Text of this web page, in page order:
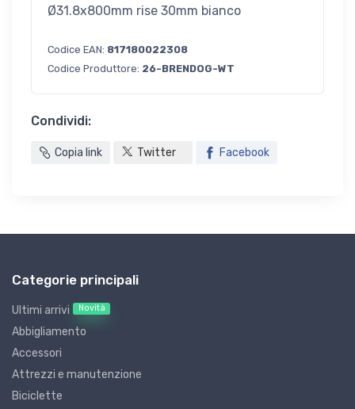
Ø31.8x800mm rise 30mm bianco
Codice EAN: 817180022308
Codice Produttore: 26-BRENDOG-WT
Condividi:
Copia link Twitter Facebook
Categorie principali
Ultimi arrivi Novità
Abbigliamento
Accessori
Attrezzi e manutenzione
Biciclette